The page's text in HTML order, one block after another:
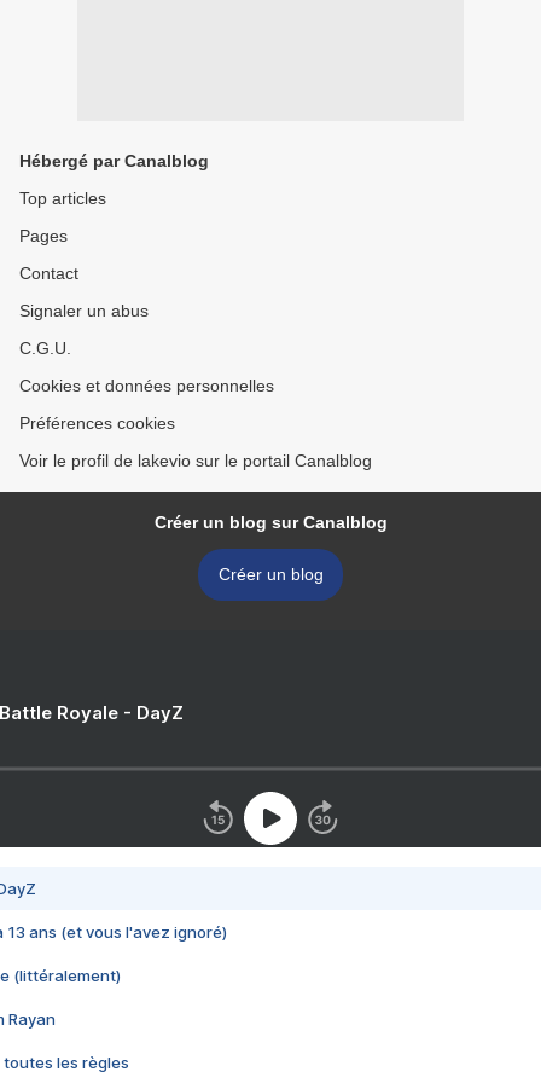
Hébergé par Canalblog
Top articles
Pages
Contact
Signaler un abus
C.G.U.
Cookies et données personnelles
Préférences cookies
Voir le profil de lakevio sur le portail Canalblog
Créer un blog sur Canalblog
Créer un blog
Royale - DayZ
13 ans (et vous l'avez ignoré)
(littéralement)
Rayan
toutes les règles